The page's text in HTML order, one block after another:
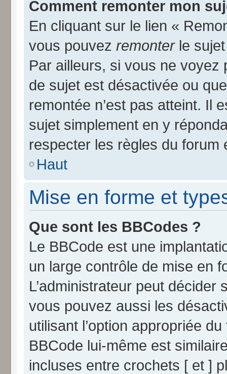
Comment remonter mon
En cliquant sur le lien «
vous pouvez remonterle sujet
Par ailleurs, si vous ne voyez
de sujet est désactivée ou
remontée n’est pas atteint. Il
sujet simplement en y
respecter les règles du forum
Haut
Mise en forme et
Que sont les BBCodes ?
Le BBCode est une
un large contrôle de mise en
L’administrateur peut
vous pouvez aussi les
utilisant l’option appropriée
BBCode lui-même est
incluses entre crochets [ et ]